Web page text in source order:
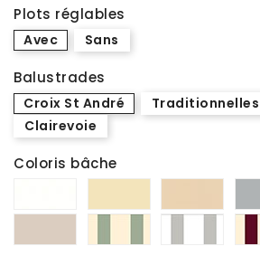
Plots réglables
Avec Sans
Balustrades
Croix St André Traditionnelles
Clairevoie
Coloris bâche
Blanc
8100
Vanille
8341
Sable
8861
Beige
Vert
Blanc